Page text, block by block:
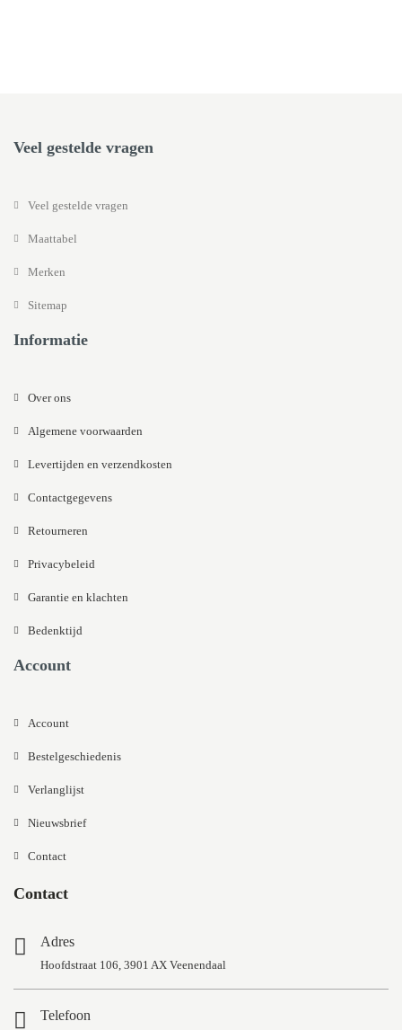
Veel gestelde vragen
Veel gestelde vragen
Maattabel
Merken
Sitemap
Informatie
Over ons
Algemene voorwaarden
Levertijden en verzendkosten
Contactgegevens
Retourneren
Privacybeleid
Garantie en klachten
Bedenktijd
Account
Account
Bestelgeschiedenis
Verlanglijst
Nieuwsbrief
Contact
Contact
Adres
Hoofdstraat 106, 3901 AX Veenendaal
Telefoon